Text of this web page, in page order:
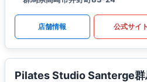
店舗情報 公式サイト
Pilates Studio Santerge群